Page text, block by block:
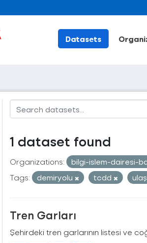
Datasets
1 dataset found
Organizations: bilgi-islem-dairesi-
Tags:
demiryolu tcdd
Tren Garları
Şehirdeki tren garlarının listesi ve